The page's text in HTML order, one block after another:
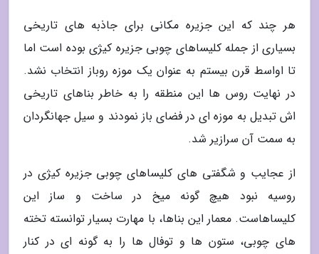
هر چند که این جزیره مکانی برای جاذبه های تاریخی
بسیاری از جمله کلیساهای چوبی جزیره کیژی بوده است اما
تا اواسط قرن بیستم به عنوان یک موزه روباز انتخاب نشد.
در نهایت روس ها این منطقه را به خاطر بناهای تاریخی
اش تبدیل به موزه ای در فضای باز نمودند و سیل جهانگردان
به سمت آن سرازیر شد.
از عجایب و شگفتی های کلیساهای چوبی جزیره کیژی در
روسیه نبود هیچ گونه میخ در ساخت و ساز این
کلیساهاست. معمار این بناها، با مهارت بسیار توانسته تخته
های چوبی، ستون ها و توفال ها را به گونه ای در کنار